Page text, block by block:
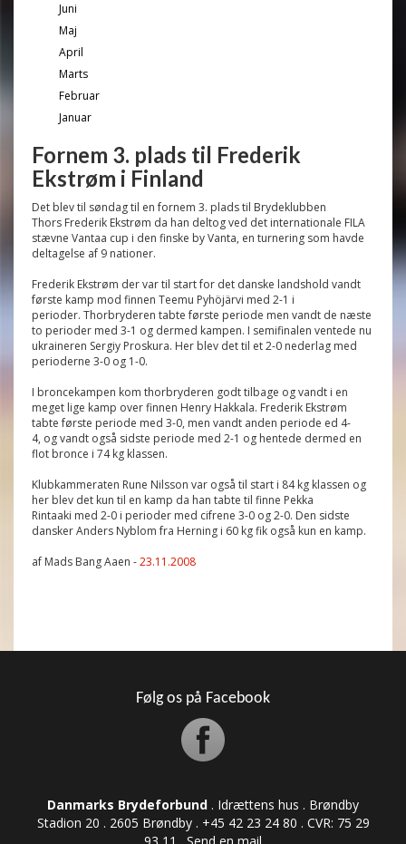
Juni
Maj
April
Marts
Februar
Januar
Fornem 3. plads til Frederik
Ekstrøm i Finland
Det blev til søndag til en fornem 3. plads til Brydeklubben
Thors Frederik Ekstrøm da han deltog ved det internationale FILA
stævne Vantaa cup i den finske by Vanta, en turnering som havde
deltagelse af 9 nationer.
Frederik Ekstrøm der var til start for det danske landshold vandt
første kamp mod finnen Teemu Pyhöjärvi med 2-1 i
perioder. Thorbryderen tabte første periode men vandt de næste
to perioder med 3-1 og dermed kampen. I semifinalen ventede nu
ukraineren Sergiy Proskura. Her blev det til et 2-0 nederlag med
perioderne 3-0 og 1-0.
I broncekampen kom thorbryderen godt tilbage og vandt i en
meget lige kamp over finnen Henry Hakkala. Frederik Ekstrøm
tabte første periode med 3-0, men vandt anden periode ed 4-
4, og vandt også sidste periode med 2-1 og hentede dermed en
flot bronce i 74 kg klassen.
Klubkammeraten Rune Nilsson var også til start i 84 kg klassen og
her blev det kun til en kamp da han tabte til finne Pekka
Rintaaki med 2-0 i perioder med cifrene 3-0 og 2-0. Den sidste
dansker Anders Nyblom fra Herning i 60 kg fik også kun en kamp.
af Mads Bang Aaen -23.11.2008
Følg os på Facebook
Danmarks Brydeforbund . Idrættens hus . Brøndby
Stadion 20 . 2605 Brøndby . +45 42 23 24 80 . CVR: ​​​​​​75 29